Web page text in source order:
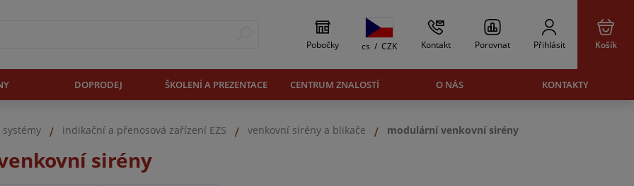
Pobočky cs / CZK Kontakt Porovnat Přihlásit Košík
DOPRODEJ ŠKOLENÍ A PREZENTACE CENTRUM ZNALOSTÍ O NÁS KONTAKTY
systémy indikační a přenosová zařízení EZS venkovní sirény a blikače modulární venkovní sirény
sirény